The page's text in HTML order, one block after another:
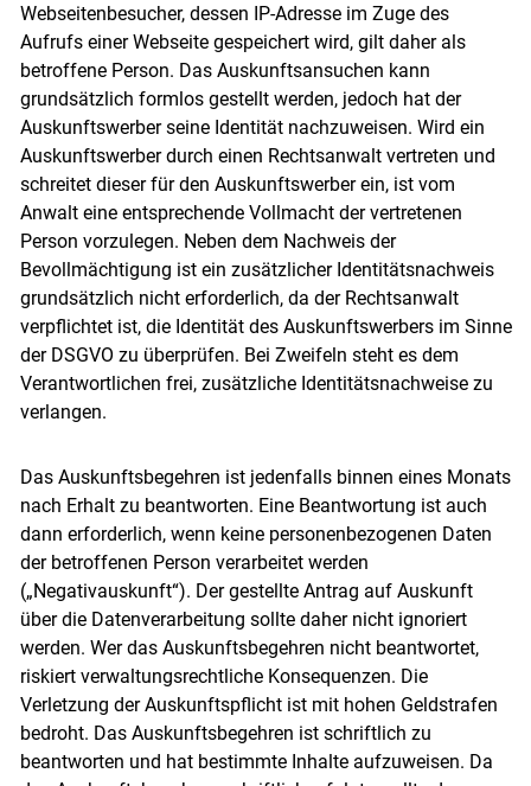
Webseitenbesucher, dessen IP-Adresse im Zuge des
Aufrufs einer Webseite gespeichert wird, gilt daher als
betroffene Person. Das Auskunftsansuchen kann
grundsätzlich formlos gestellt werden, jedoch hat der
Auskunftswerber seine Identität nachzuweisen. Wird ein
Auskunftswerber durch einen Rechtsanwalt vertreten und
schreitet dieser für den Auskunftswerber ein, ist vom
Anwalt eine entsprechende Vollmacht der vertretenen
Person vorzulegen. Neben dem Nachweis der
Bevollmächtigung ist ein zusätzlicher Identitätsnachweis
grundsätzlich nicht erforderlich, da der Rechtsanwalt
verpflichtet ist, die Identität des Auskunftswerbers im Sinne
der DSGVO zu überprüfen. Bei Zweifeln steht es dem
Verantwortlichen frei, zusätzliche Identitätsnachweise zu
verlangen.
Das Auskunftsbegehren ist jedenfalls binnen eines Monats
nach Erhalt zu beantworten. Eine Beantwortung ist auch
dann erforderlich, wenn keine personenbezogenen Daten
der betroffenen Person verarbeitet werden
(„Negativauskunft“). Der gestellte Antrag auf Auskunft
über die Datenverarbeitung sollte daher nicht ignoriert
werden. Wer das Auskunftsbegehren nicht beantwortet,
riskiert verwaltungsrechtliche Konsequenzen. Die
Verletzung der Auskunftspflicht ist mit hohen Geldstrafen
bedroht. Das Auskunftsbegehren ist schriftlich zu
beantworten und hat bestimmte Inhalte aufzuweisen. Da